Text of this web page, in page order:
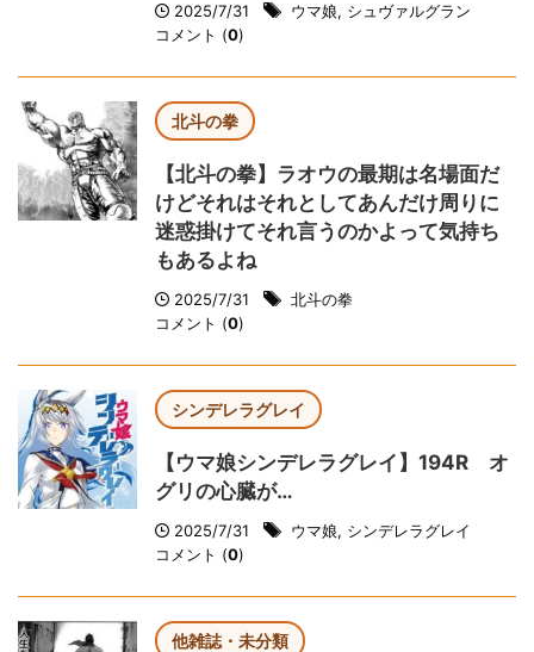
2025/7/31 ウマ娘, シュヴァルグラン
コメント (0)
北斗の拳
【北斗の拳】ラオウの最期は名場面だ
けどそれはそれとしてあんだけ周りに
迷惑掛けてそれ言うのかよって気持ち
もあるよね
2025/7/31
北斗の拳
コメント (0)
シンデレラグレイ
【ウマ娘シンデレラグレイ】194R オ
グリの心臓が…
2025/7/31 ウマ娘, シンデレラグレイ
コメント (0)
他雑誌・未分類